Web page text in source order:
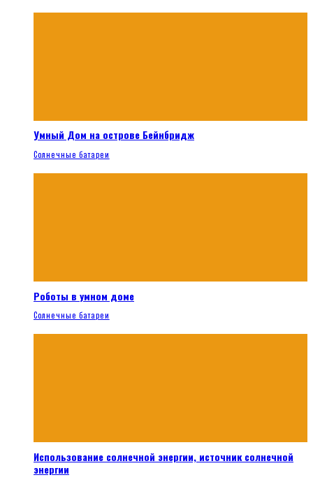
Умный Дом на острове Бейнбридж
Солнечные батареи
Роботы в умном доме
Солнечные батареи
Использование солнечной энергии, источник солнечной
энергии